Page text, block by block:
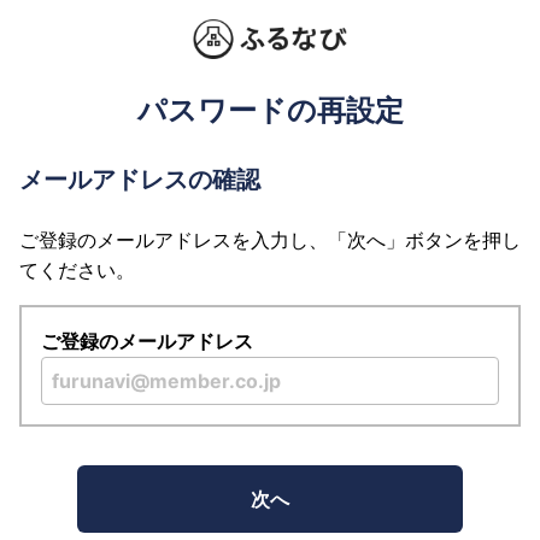
パスワードの再設定
メールアドレスの確認
ご登録のメールアドレスを入力し、「次へ」ボタンを押し
てください。
ご登録のメールアドレス